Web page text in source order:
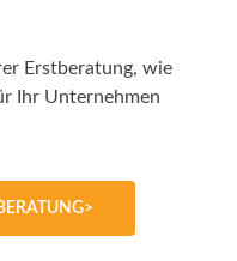
Erstberatung, wie
Ihr Unternehmen